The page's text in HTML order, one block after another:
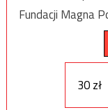
Fundacji Magna
30 zł